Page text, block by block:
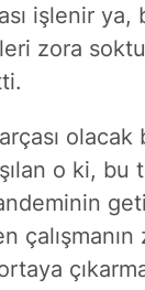
işlenir ya,
zora
o ki, bu
çalışmanın